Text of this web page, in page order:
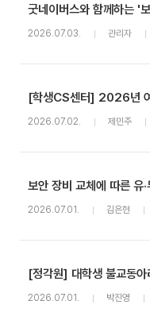
굿네이버스와 함께하는 '
2026.07.03. 관리자
[학생CS센터] 2026년
2026.07.02. 제민주
2026.07.01. 김은현
[정각원] 대학생 불교동
2026.07.01. 박진영